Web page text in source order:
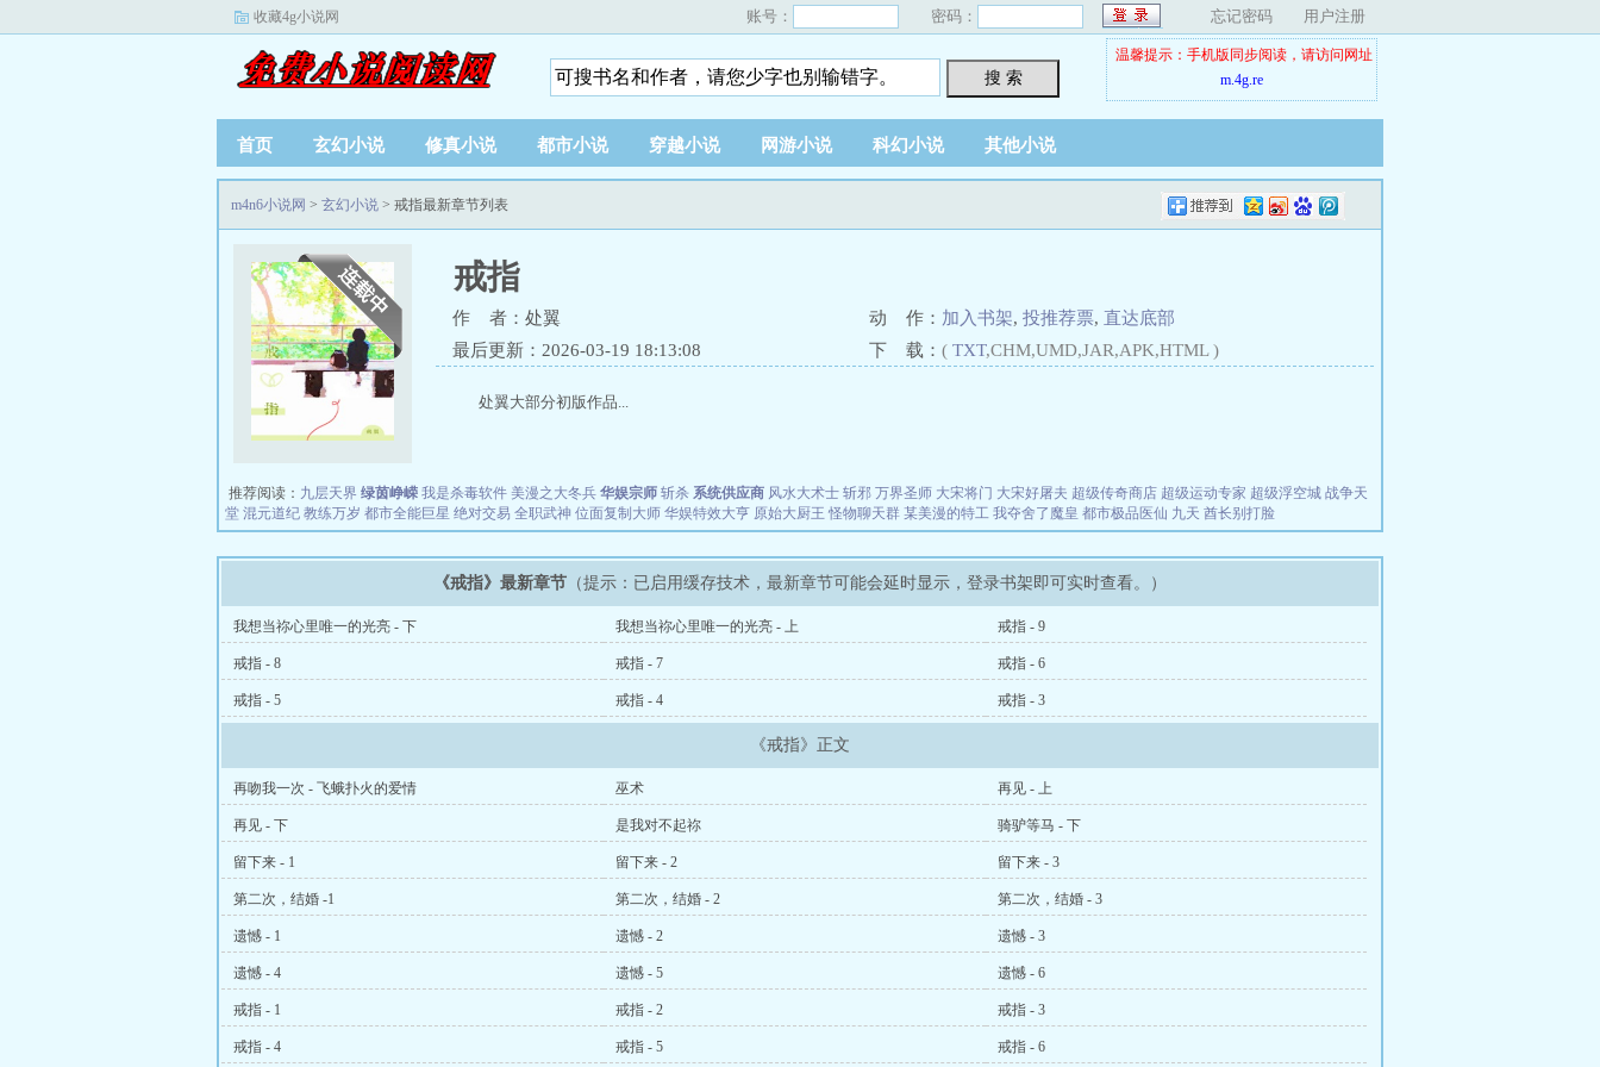
收藏4g小说网 账号： 密码： 忘记密码 用户注册
搜 索
温馨提示：手机版同步阅读，请访问网址
m.4g.re
首页 玄幻小说 修真小说 都市小说 穿越小说 网游小说 科幻小说 其他小说
m4n6小说网 > 玄幻小说 > 戒指最新章节列表
戒指
作 者：处翼 动 作： 加入书架, 投推荐票, 直达底部
最后更新：2026-03-19 18:13:08
下 载： ( TXT,CHM,UMD,JAR,APK,HTML )
处翼大部分初版作品...
推荐阅读： 九层天界 绿茵峥嵘 我是杀毒软件 美漫之大冬兵 华娱宗师 斩杀 系统供应商 风水大术士 斩邪 万界圣师 大宋将门 大宋好屠夫 超级传奇商店 超级运动专家 超级浮空城 战争天
堂 混元道纪 教练万岁 都市全能巨星 绝对交易 全职武神 位面复制大师 华娱特效大亨 原始大厨王 怪物聊天群 某美漫的特工 我夺舍了魔皇 都市极品医仙 九天 酋长别打脸
《戒指》最新章节 （提示：已启用缓存技术，最新章节可能会延时显示，登录书架即可实时查看。）
我想当祢心里唯一的光亮 - 下 我想当祢心里唯一的光亮 - 上 戒指 - 9
戒指 - 8 戒指 - 7 戒指 - 6
戒指 - 5 戒指 - 4 戒指 - 3
《戒指》正文
再吻我一次 - 飞蛾扑火的爱情 巫术 再见 - 上
再见 - 下 是我对不起祢 骑驴等马 - 下
留下来 - 1 留下来 - 2 留下来 - 3
第二次，结婚 -1 第二次，结婚 - 2 第二次，结婚 - 3
遗憾 - 1 遗憾 - 2 遗憾 - 3
遗憾 - 4 遗憾 - 5 遗憾 - 6
戒指 - 1 戒指 - 2 戒指 - 3
戒指 - 4 戒指 - 5 戒指 - 6